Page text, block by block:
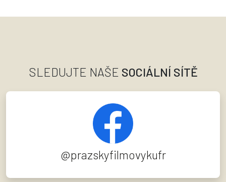
SLEDUJTE NAŠE SOCIÁLNÍ SÍTĚ
@prazskyfilmovykufr